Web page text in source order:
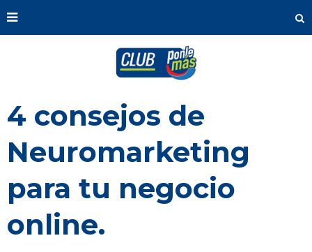
4 consejos de
Neuromarketing
para tu negocio
online.